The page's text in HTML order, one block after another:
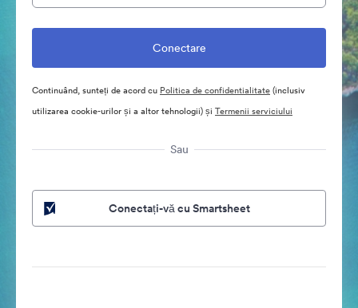
Continuând, sunteți de acord cu Politica de confidentialitate(inclusiv
utilizarea cookie-urilor și a altor tehnologii) și Termenii serviciului
Sau
Conectați-vă cu Smartsheet